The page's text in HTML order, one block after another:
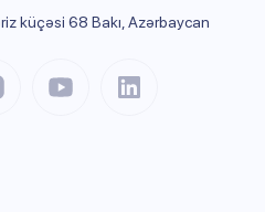
küçəsi 68 Bakı, Azərbaycan